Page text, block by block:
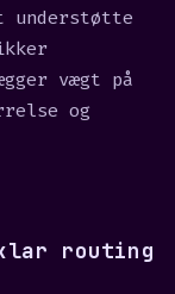
vægt på
og
routing